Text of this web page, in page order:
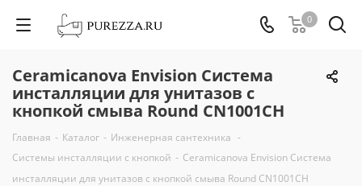
0
Ceramicanova Envision Система
инсталляции для унитазов с
кнопкой смыва Round CN1001CH
Главная - Каталог - Инженерная сантехника -
Системы инсталляции с кнопкой - Ceramicanova Envision Система
инсталляции для унитазов с кнопкой смыва Round CN1001CH